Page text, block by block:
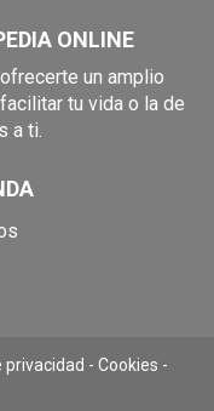
ONLINE
un amplio
tu vida o la de
a ti.
privacidad - Cookies -